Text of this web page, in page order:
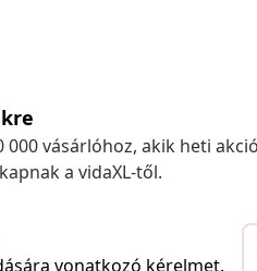
vásárlóhoz, akik heti
a vidaXL-től.
vonatkozó kérelmet.